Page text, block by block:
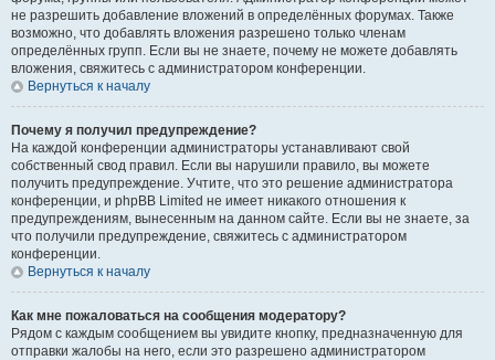
не разрешить добавление вложений в определённых форумах. Также
возможно, что добавлять вложения разрешено только членам
определённых групп. Если вы не знаете, почему не можете добавлять
вложения, свяжитесь с администратором конференции.
Вернуться к началу
Почему я получил предупреждение?
На каждой конференции администраторы устанавливают свой
собственный свод правил. Если вы нарушили правило, вы можете
получить предупреждение. Учтите, что это решение администратора
конференции, и phpBB Limited не имеет никакого отношения к
предупреждениям, вынесенным на данном сайте. Если вы не знаете, за
что получили предупреждение, свяжитесь с администратором
конференции.
Вернуться к началу
Как мне пожаловаться на сообщения модератору?
Рядом с каждым сообщением вы увидите кнопку, предназначенную для
отправки жалобы на него, если это разрешено администратором